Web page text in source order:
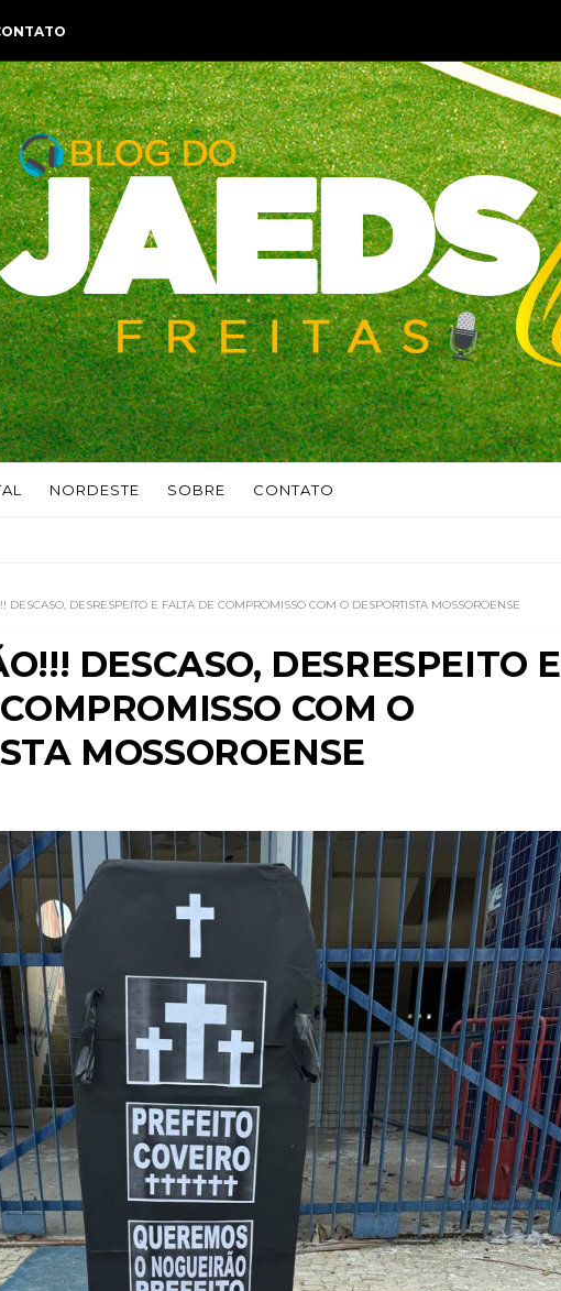
NORDESTE SOBRE CONTATO
DESCASO, DESRESPEITO E FALTA DE COMPROMISSO COM O DESPORTISTA MOSSOROENSE
DESCASO, DESRESPEITO E
COM O
MOSSOROENSE